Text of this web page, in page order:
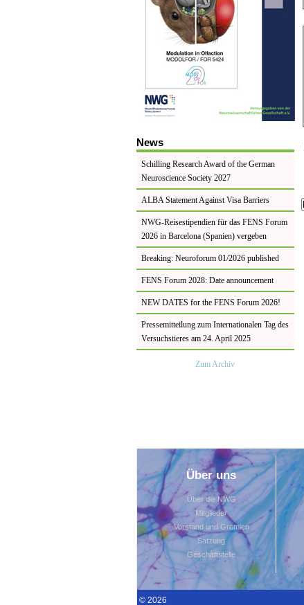
News
Schilling Research Award of the German
Neuroscience Society 2027
ALBA Statement Against Visa Barriers
NWG-Reisestipendien für das FENS Forum
2026 in Barcelona (Spanien) vergeben
Breaking: Neuroforum 01/2026 published
FENS Forum 2028: Date announcement
NEW DATES for the FENS Forum 2026!
Pressemitteilung zum Internationalen Tag des
Versuchstieres am 24. April 2025
Zum Archiv
Über uns
Über die NWG
Mitglieder
Vorstand und Gremien
Satzung
Geschäftstelle
© 2026